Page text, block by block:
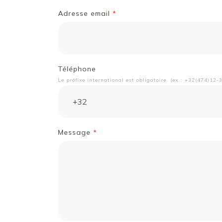
Adresse email *
Téléphone
Le préfixe international est obligatoire. (ex.: +32(474)12-
Message *